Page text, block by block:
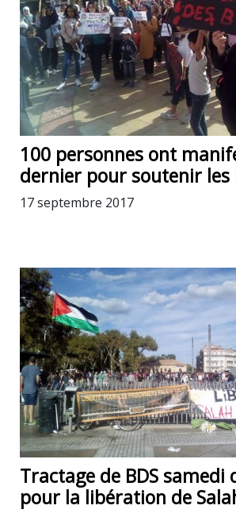
100 personnes ont
dernier pour soutenir les
17 septembre 2017
Tractage de BDS samedi
pour la libération de